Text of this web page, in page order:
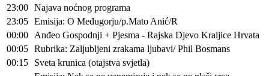
23:00 Najava noćnog programa
23:05 Emisija: O Međugorju/p.Mato Anić/R
00:00
Anđeo Gospodnji + Pjesma - Rajska Djevo Kraljice Hrvata
00:05 Rubrika: Zaljubljeni zrakama ljubavi/ Phil Bosmans
00:15
Sveta krunica (otajstva svjetla)